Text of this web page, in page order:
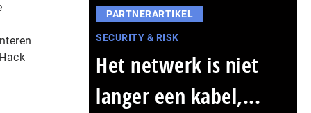
PARTNERARTIKEL
SECURITY & RISK
Het netwerk is niet
langer een kabel,...